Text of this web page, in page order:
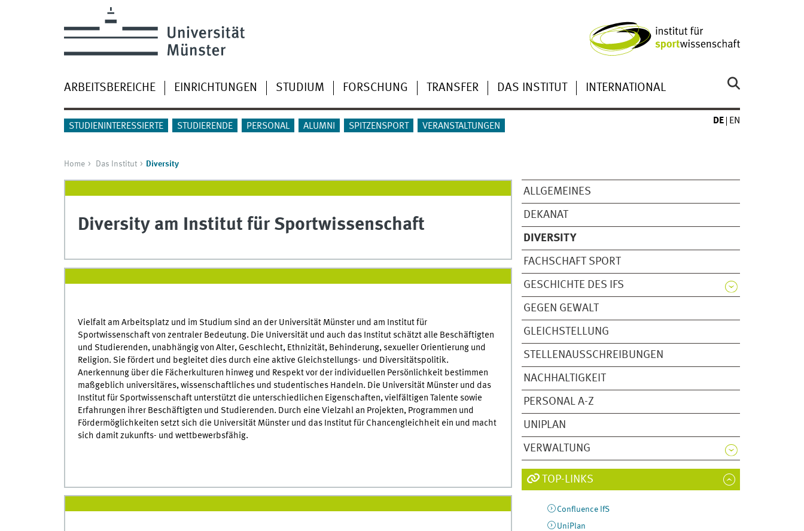
ARBEITSBEREICHE EINRICHTUNGEN STUDIUM FORSCHUNG TRANSFER DAS INSTITUT INTERNATIONAL
STUDIENINTERESSIERTE STUDIERENDE PERSONAL ALUMNI SPITZENSPORT VERANSTALTUNGEN
DE EN
Home Das Institut Diversity
ALLGEMEINES
DEKANAT
DIVERSITY
FACHSCHAFT SPORT
GESCHICHTE DES IFS
GEGEN GEWALT
GLEICHSTELLUNG
STELLENAUSSCHREIBUNGEN
NACHHALTIGKEIT
PERSONAL A-Z
UNIPLAN
VERWALTUNG
Diversity am Institut für Sportwissenschaft
Vielfalt am Arbeitsplatz und im Studium sind an der Universität Münster und am Institut für
Sportwissenschaft von zentraler Bedeutung. Die Universität und auch das Institut schätzt alle Beschäftigten
und Studierenden, unabhängig von Alter, Geschlecht, Ethnizität, Behinderung, sexueller Orientierung und
Religion. Sie fördert und begleitet dies durch eine aktive Gleichstellungs- und Diversitätspolitik.
Anerkennung über die Fächerkulturen hinweg und Respekt vor der individuellen Persönlichkeit bestimmen
maßgeblich universitäres, wissenschaftliches und studentisches Handeln. Die Universität Münster und das
Institut für Sportwissenschaft unterstützt die unterschiedlichen Eigenschaften, vielfältigen Talente sowie
Erfahrungen ihrer Beschäftigten und Studierenden. Durch eine Vielzahl an Projekten, Programmen und
Fördermöglichkeiten setzt sich die Universität Münster und das Institut für Chancengleichheit ein und macht
sich damit zukunfts- und wettbewerbsfähig.
TOP-LINKS
Confluence IfS
UniPlan